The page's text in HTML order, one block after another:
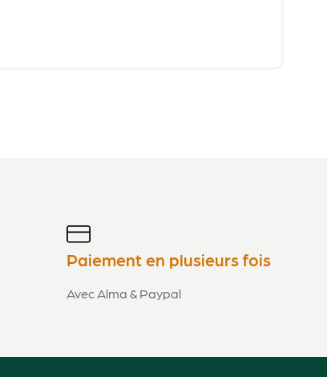
Paiement en plusieurs fois
Avec Alma & Paypal